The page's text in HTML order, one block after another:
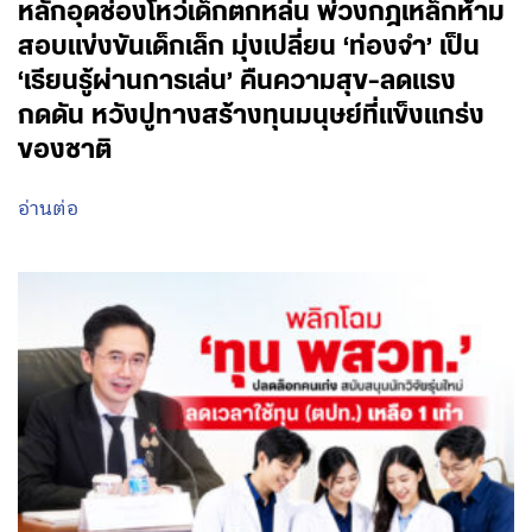
หลักอุดช่องโหว่เด็กตกหล่น พ่วงกฎเหล็กห้าม
สอบแข่งขันเด็กเล็ก มุ่งเปลี่ยน ‘ท่องจำ’ เป็น
‘เรียนรู้ผ่านการเล่น’ คืนความสุข-ลดแรง
กดดัน หวังปูทางสร้างทุนมนุษย์ที่แข็งแกร่ง
ของชาติ
อ่านต่อ